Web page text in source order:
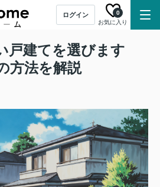
ログイン
お気に入り
0
戸建てを選びます
方法を解説